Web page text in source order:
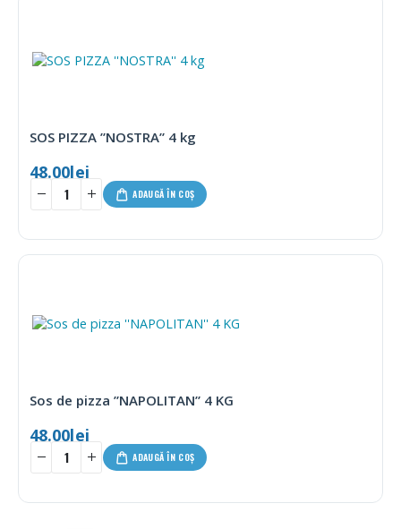
SOS PIZZA ”NOSTRA” 4 kg
48.00lei
ADAUGĂ ÎN COȘ
Sos de pizza ”NAPOLITAN” 4 KG
48.00lei
ADAUGĂ ÎN COȘ